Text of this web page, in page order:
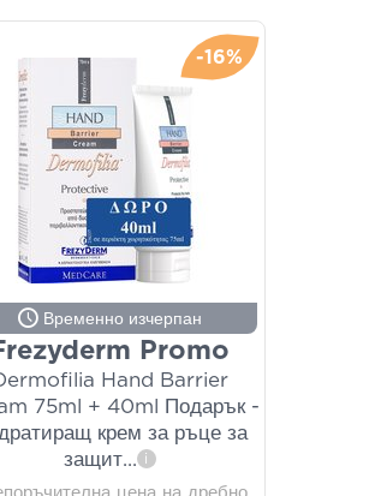
-16%
Временно изчерпан
Promo
Hand Barrier
75ml + 40ml Подарък -
крем за ръце за
защит... i